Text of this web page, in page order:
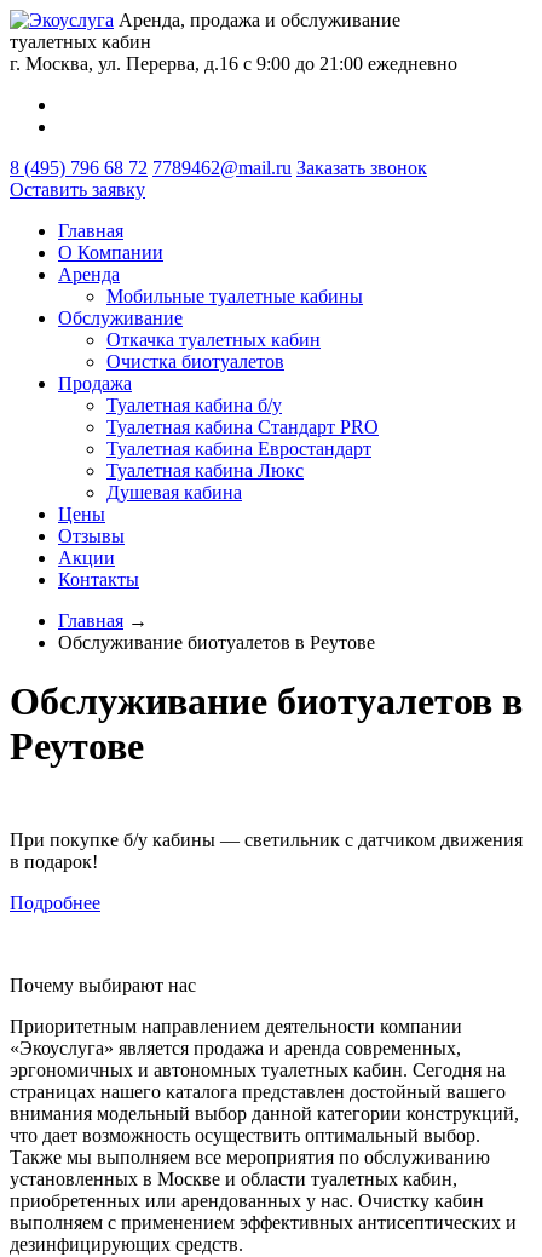
Аренда, продажа и обслуживание
туалетных кабин
г. Москва, ул. Перерва, д.16 с 9:00 до 21:00 ежедневно
8 (495) 796 68 72 7789462@mail.ru Заказать звонок
Оставить заявку
Главная
О Компании
Аренда
Мобильные туалетные кабины
Обслуживание
Откачка туалетных кабин
Очистка биотуалетов
Продажа
Туалетная кабина б/у
Туалетная кабина Стандарт PRO
Туалетная кабина Евростандарт
Туалетная кабина Люкс
Душевая кабина
Цены
Отзывы
Акции
Контакты
Главная →
Обслуживание биотуалетов в Реутове
Обслуживание биотуалетов в
Реутове
При покупке б/у кабины — светильник с датчиком движения
в подарок!
Подробнее
Почему выбирают нас
Приоритетным направлением деятельности компании
«Экоуслуга» является продажа и аренда современных,
эргономичных и автономных туалетных кабин. Сегодня на
страницах нашего каталога представлен достойный вашего
внимания модельный выбор данной категории конструкций,
что дает возможность осуществить оптимальный выбор.
Также мы выполняем все мероприятия по обслуживанию
установленных в Москве и области туалетных кабин,
приобретенных или арендованных у нас. Очистку кабин
выполняем с применением эффективных антисептических и
дезинфицирующих средств.